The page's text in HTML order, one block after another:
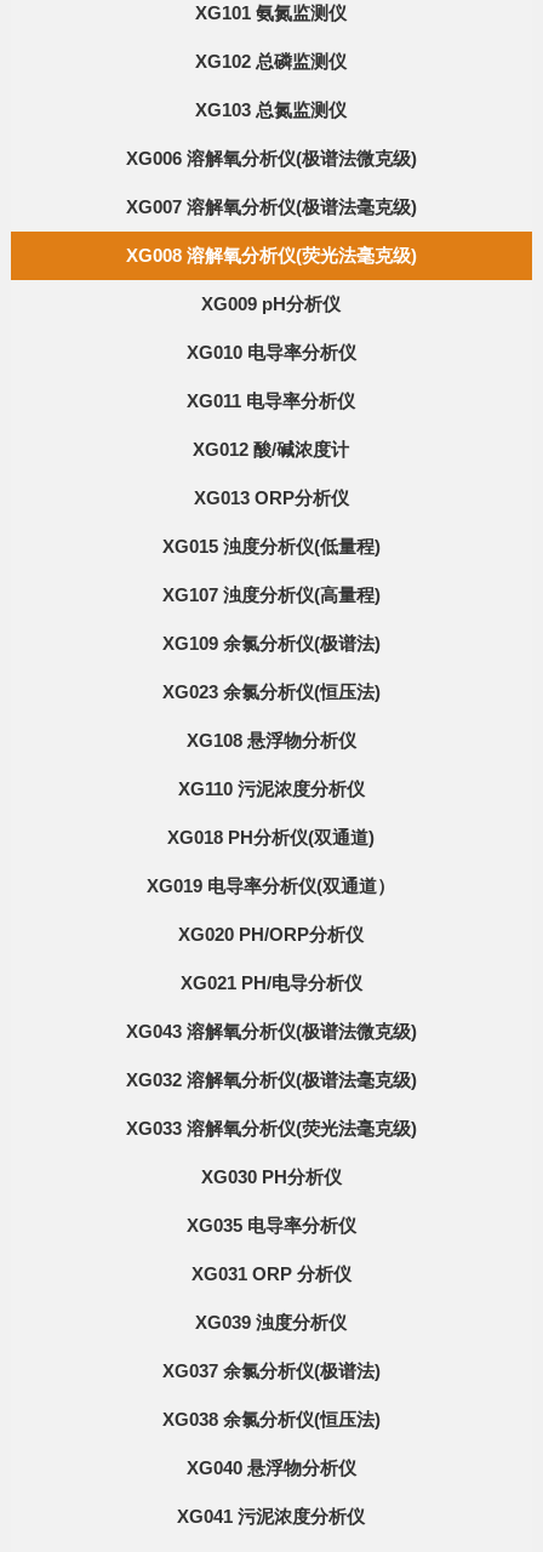
XG101 氨氮监测仪
XG102 总磷监测仪
XG103 总氮监测仪
XG006 溶解氧分析仪(极谱法微克级)
XG007 溶解氧分析仪(极谱法毫克级)
XG008 溶解氧分析仪(荧光法毫克级)
XG009 pH分析仪
XG010 电导率分析仪
XG011 电导率分析仪
XG012 酸/碱浓度计
XG013 ORP分析仪
XG015 浊度分析仪(低量程)
XG107 浊度分析仪(高量程)
XG109 余氯分析仪(极谱法)
XG023 余氯分析仪(恒压法)
XG108 悬浮物分析仪
XG110 污泥浓度分析仪
XG018 PH分析仪(双通道)
XG019 电导率分析仪(双通道）
XG020 PH/ORP分析仪
XG021 PH/电导分析仪
XG043 溶解氧分析仪(极谱法微克级)
XG032 溶解氧分析仪(极谱法毫克级)
XG033 溶解氧分析仪(荧光法毫克级)
XG030 PH分析仪
XG035 电导率分析仪
XG031 ORP 分析仪
XG039 浊度分析仪
XG037 余氯分析仪(极谱法)
XG038 余氯分析仪(恒压法)
XG040 悬浮物分析仪
XG041 污泥浓度分析仪